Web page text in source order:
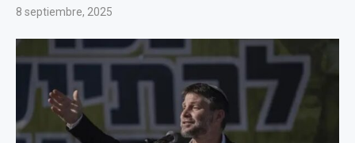
8 septiembre, 2025